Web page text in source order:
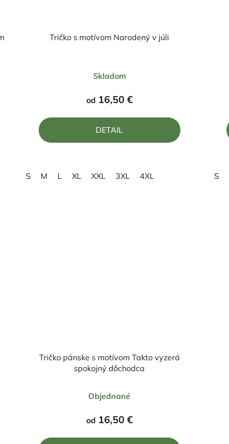
Tričko s motívom Narodený v júli
hodnotenie
produktu
je
4,0
z
Skladom
od 16,50 €
DETAIL
S M L XL XXL 3XL 4XL S
Tričko pánske s motívom Takto vyzerá
spokojný dôchodca
hodnotenie
produktu
je
Objednané
od 16,50 €